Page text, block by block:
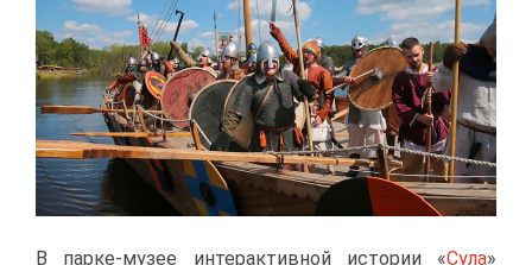
В пар­ке-му­зее ин­тер­ак­тив­ной ис­то­рии «Су­ла»